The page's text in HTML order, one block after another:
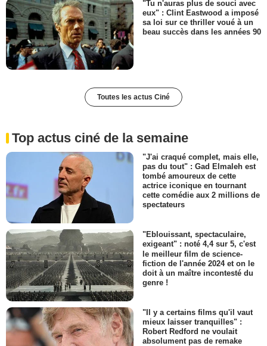
"Tu n'auras plus de souci avec
eux" : Clint Eastwood a imposé
sa loi sur ce thriller voué à un
beau succès dans les années 90
Toutes les actus Ciné
Top actus ciné de la semaine
"J'ai craqué complet, mais elle,
pas du tout" : Gad Elmaleh est
tombé amoureux de cette
actrice iconique en tournant
cette comédie aux 2 millions de
spectateurs
"Eblouissant, spectaculaire,
exigeant" : noté 4,4 sur 5, c'est
le meilleur film de science-
fiction de l'année 2024 et on le
doit à un maître incontesté du
genre !
"Il y a certains films qu'il vaut
mieux laisser tranquilles" :
Robert Redford ne voulait
absolument pas de remake